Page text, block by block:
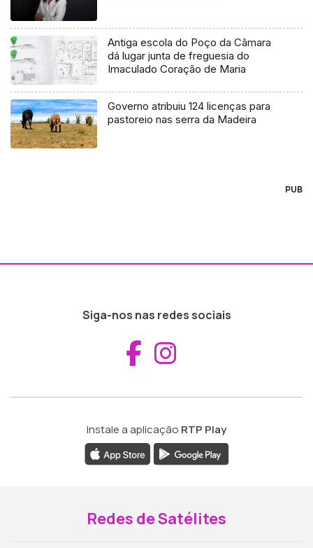
Antiga escola do Poço da Câmara
dá lugar junta de freguesia do
Imaculado Coração de Maria
Governo atribuiu 124 licenças para
pastoreio nas serra da Madeira
PUB
Siga-nos nas redes sociais
Aceder ao
Instale a aplicação RTP Play
Redes de Satélites